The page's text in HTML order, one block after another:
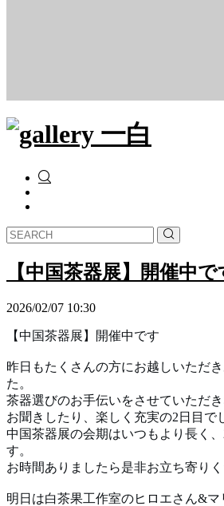
【中国茶器展】開催中で
2026/02/07 10:30
【中国茶器展】開催中です
昨日もたくさんの方にお越しいただ
た。
茶器選びのお手伝いをさせていただ
お聞きしたり、楽しく充実の2 日目で
中国茶器展の会期はいつもより長く、
す。
お時間ありましたら是非お立ち寄りく
明日は白茶果工作室のヒロエさん&マ